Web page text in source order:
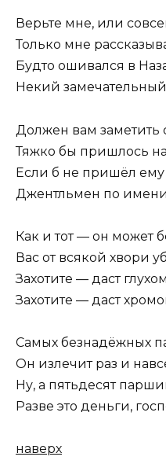
Верьте мне, или
Только мне
Будто ошивался в
Некий
Должен вам заметить
Тяжко бы пришлось
Если б не пришёл
Джентльмен по
Как и тот — он может
Вас от всякой хвори
Захотите — даст
Захотите — даст
Самых безнадёжных
Он излечит раз и
Ну, а пятьдесят
Разве это деньги,
наверх